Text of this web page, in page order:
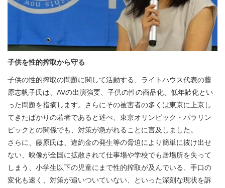
子供を性的搾取から守る
子供の性的搾取の問題に関して活動する、ライトハウス代表の藤
原志帆子氏は、AVの出演強要、子供の性の商品化、低年齢化とい
った問題を指摘します。さらにその被害者の多くは東京に上京し
てきたばかりの若者であると述べ、東京オリンピック・パラリン
ピックとの関係でも、対策が急がれることに言及しました。
さらに、藤原氏は、違約金の発生等の脅迫により簡単に抜け出せ
ない、映像が全国に拡散されて仕事場や学校でも居場所を失って
しまう、小学生以下の児童にまで性的搾取が及んでいる、手口の
変化も速く、対策が追いついていない、といった深刻な現状を訴